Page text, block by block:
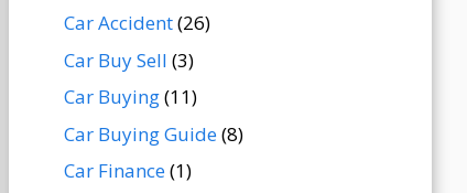
Car Accident(26)
Car Buy Sell (3)
Car Buying(11)
Car Buying Guide(8)
Car Finance(1)